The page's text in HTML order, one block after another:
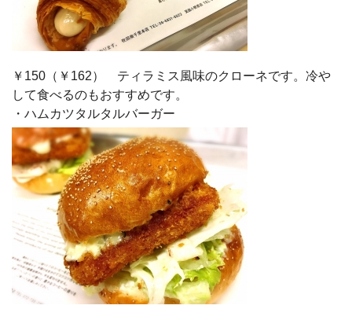
￥150（￥162） ティラミス風味のクローネです。冷や
して食べるのもおすすめです。
・ハムカツタルタルバーガー